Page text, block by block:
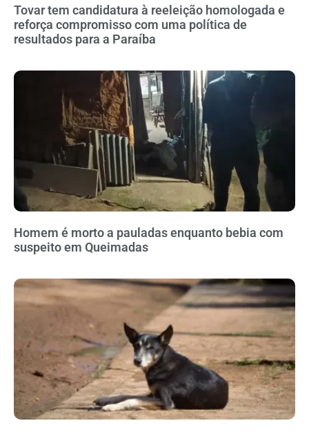
Tovar tem candidatura à reeleição homologada e
reforça compromisso com uma política de
resultados para a Paraíba
Homem é morto a pauladas enquanto bebia com
suspeito em Queimadas